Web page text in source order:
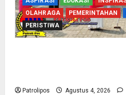
OLAHRAGA
PEMERINTAHAN
PERISTIWA
Patrolipos Agustus 4, 2026